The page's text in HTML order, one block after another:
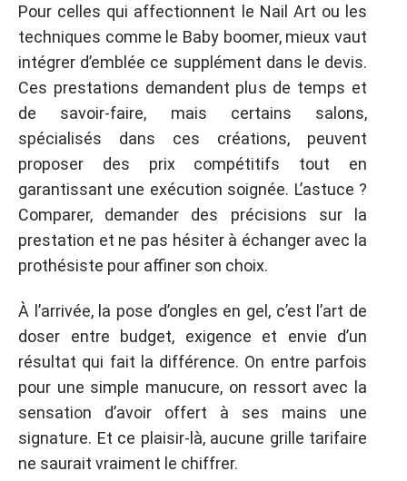
Pour celles qui affectionnent le Nail Art ou les
techniques comme le Baby boomer, mieux vaut
intégrer d’emblée ce supplément dans le devis.
Ces prestations demandent plus de temps et
de savoir-faire, mais certains salons,
spécialisés dans ces créations, peuvent
proposer des prix compétitifs tout en
garantissant une exécution soignée. L’astuce ?
Comparer, demander des précisions sur la
prestation et ne pas hésiter à échanger avec la
prothésiste pour affiner son choix.
À l’arrivée, la pose d’ongles en gel, c’est l’art de
doser entre budget, exigence et envie d’un
résultat qui fait la différence. On entre parfois
pour une simple manucure, on ressort avec la
sensation d’avoir offert à ses mains une
signature. Et ce plaisir-là, aucune grille tarifaire
ne saurait vraiment le chiffrer.